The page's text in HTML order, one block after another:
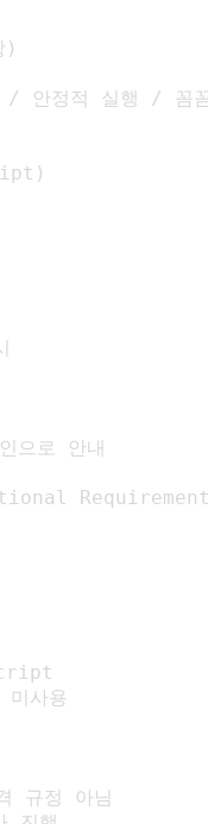
)
/ 안정적 실행 / 꼼
으로 안내
사용
규정 아님